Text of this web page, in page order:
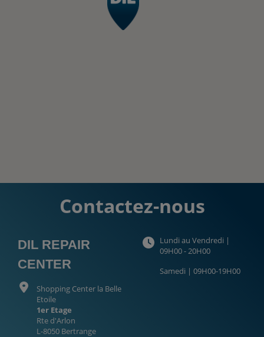
Contactez-nous
DIL REPAIR
CENTER
Shopping Center la Belle
Etoile
1er Etage
Rte d'Arlon
L-8050 Bertrange
Lundi au Vendredi |
09H00 - 20H00
Samedi | 09H00-19H00